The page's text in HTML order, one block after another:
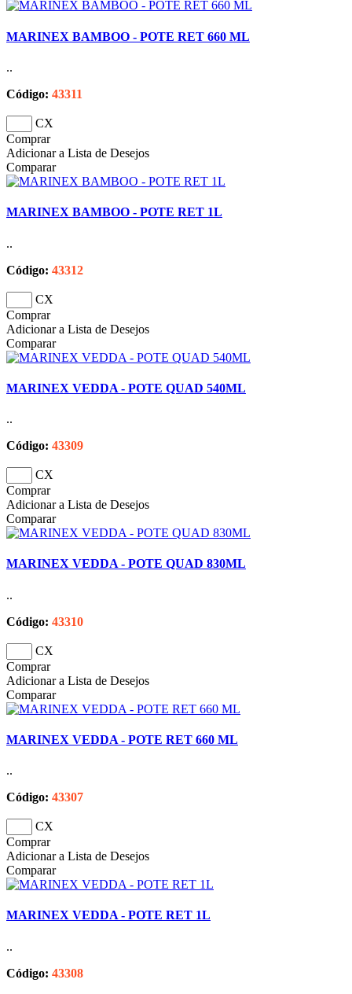
MARINEX BAMBOO - POTE RET 660 ML
..
Código: 43311
CX
Comprar
Adicionar a Lista de Desejos
Comparar
MARINEX BAMBOO - POTE RET 1L
..
Código: 43312
CX
Comprar
Adicionar a Lista de Desejos
Comparar
MARINEX VEDDA - POTE QUAD 540ML
..
Código: 43309
CX
Comprar
Adicionar a Lista de Desejos
Comparar
MARINEX VEDDA - POTE QUAD 830ML
..
Código: 43310
CX
Comprar
Adicionar a Lista de Desejos
Comparar
MARINEX VEDDA - POTE RET 660 ML
..
Código: 43307
CX
Comprar
Adicionar a Lista de Desejos
Comparar
MARINEX VEDDA - POTE RET 1L
..
Código: 43308